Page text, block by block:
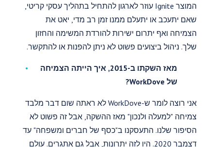
המוצר Ignite עוזר לארגון להתחיל בתהליך עסקי קריטי,
שאם יתעכב או יתעלם ממנו זמן רב מדי, יאט את
הצמיחה ואף יתרום ישירות להורדת המשימה והחזון
שלך. ניהול ביצועים פשוט לא ניתן להפנות או להתקשר.
מאז השקתו ב-2015, איך הייתה הצמיחה
של WorkDove?
אני רוצה לומר ש-WorkDove לא ראתה שום דבר מלבד
צמיחה "למעלה ולנכון" מאז ההשקה, אבל זה פשוט לא
הסיפור שלנו. התעסקנו ב"כסף של חברים ומשפחה" עד
דצמבר 2020. היו לזה יתרונות, אבל גם אתגרים. עולם